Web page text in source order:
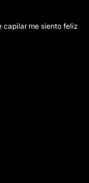
capilar me siento feliz